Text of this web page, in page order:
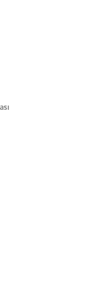
A Kadıköy İstanbul